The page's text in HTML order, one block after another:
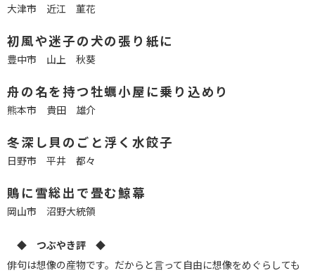
大津市 近江 菫花
初風や迷子の犬の張り紙に
豊中市 山上 秋葵
舟の名を持つ牡蠣小屋に乗り込めり
熊本市 貴田 雄介
冬深し貝のごと浮く水餃子
日野市 平井 都々
鵙に雪総出で畳む鯨幕
岡山市 沼野大統領
◆ つぶやき評 ◆
俳句は想像の産物です。だからと言って自由に想像をめぐらしても